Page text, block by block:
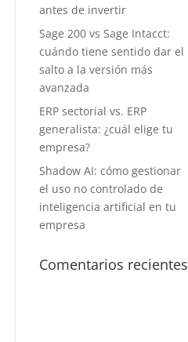
antes de invertir
Sage 200 vs Sage Intacct:
cuándo tiene sentido dar el
salto a la versión más
avanzada
ERP sectorial vs. ERP
generalista: ¿cuál elige tu
empresa?
Shadow AI: cómo gestionar
el uso no controlado de
inteligencia artificial en tu
empresa
Comentarios recientes